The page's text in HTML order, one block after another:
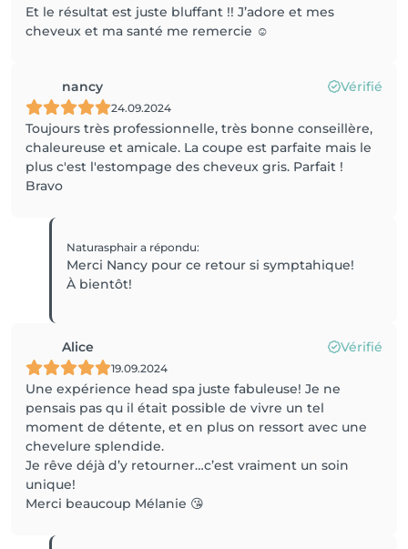
Et le résultat est juste bluffant !! J’adore et mes
cheveux et ma santé me remercie ☺️
nancy Vérifié
24.09.2024
Toujours très professionnelle, très bonne conseillère,
chaleureuse et amicale. La coupe est parfaite mais le
plus c'est l'estompage des cheveux gris. Parfait !
Bravo
Naturasphaira répondu:
Merci Nancy pour ce retour si symptahique!
À bientôt!
Alice Vérifié
19.09.2024
Une expérience head spa juste fabuleuse! Je ne
pensais pas qu il était possible de vivre un tel
moment de détente, et en plus on ressort avec une
chevelure splendide.
Je rêve déjà d’y retourner…c’est vraiment un soin
unique!
Merci beaucoup Mélanie 😘